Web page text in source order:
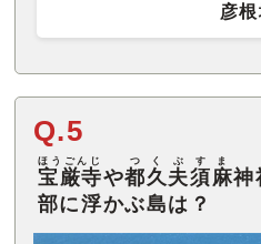
彦
Q.5
宝厳寺
ほうごんじ
や都久夫須麻
つくぶすま
神
部に浮かぶ島は？